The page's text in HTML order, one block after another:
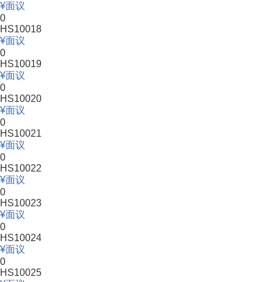
面议
0
HS10018
面议
0
HS10019
面议
0
HS10020
面议
0
HS10021
面议
0
HS10022
面议
0
HS10023
面议
0
HS10024
面议
0
HS10025